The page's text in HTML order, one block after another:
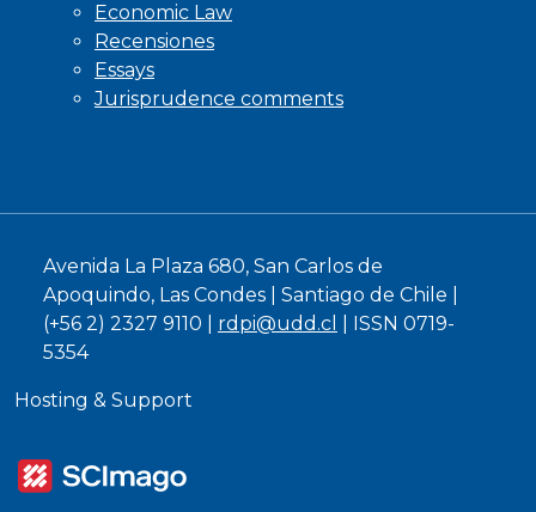
Economic Law
Recensiones
Essays
Jurisprudence comments
Avenida La Plaza 680, San Carlos de
Apoquindo, Las Condes | Santiago de Chile |
(+56 2) 2327 9110 | rdpi@udd.cl
| ISSN 0719-
5354
Hosting & Support